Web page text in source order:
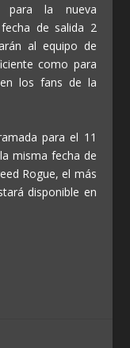
para la nueva
de salida 2
al equipo de
como para
los fans de la
para el 11
misma fecha de
Rogue, el más
disponible en